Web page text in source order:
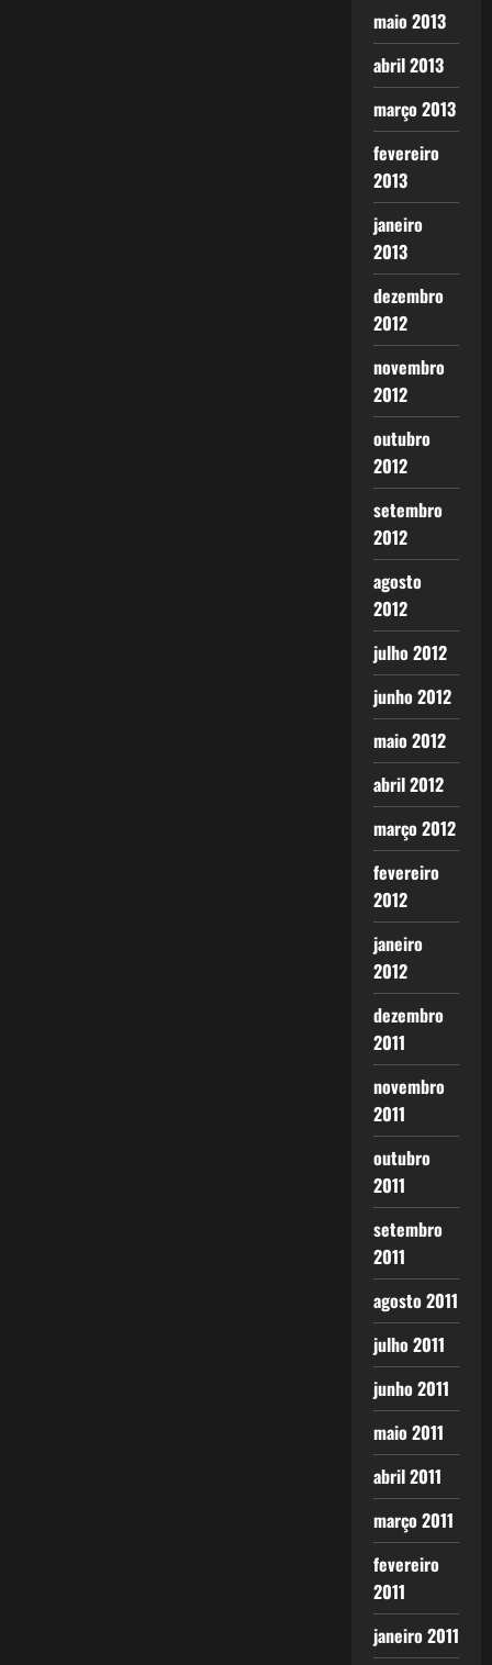
maio 2013
abril 2013
março 2013
fevereiro
2013
janeiro
2013
dezembro
2012
novembro
2012
outubro
2012
setembro
2012
agosto
2012
julho 2012
junho 2012
maio 2012
abril 2012
março 2012
fevereiro
2012
janeiro
2012
dezembro
2011
novembro
2011
outubro
2011
setembro
2011
agosto 2011
julho 2011
junho 2011
maio 2011
abril 2011
março 2011
fevereiro
2011
janeiro 2011